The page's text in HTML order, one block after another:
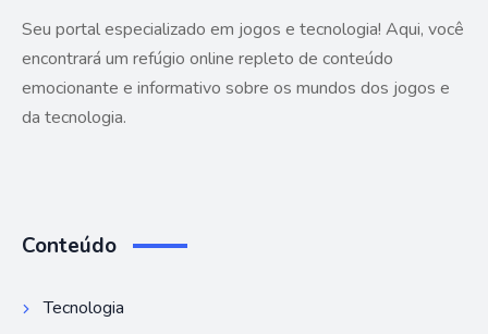
Seu portal especializado em jogos e tecnologia! Aqui, você
encontrará um refúgio online repleto de conteúdo
emocionante e informativo sobre os mundos dos jogos e
da tecnologia.
Conteúdo
Tecnologia